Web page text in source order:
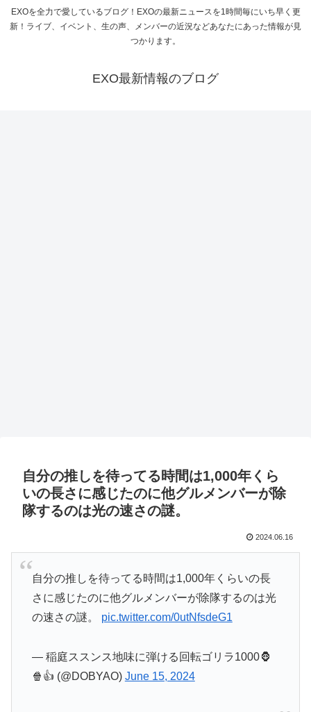
EXOを全力で愛しているブログ！EXOの最新ニュースを1時間毎にいち早く更
新！ライブ、イベント、生の声、メンバーの近況などあなたにあった情報が見
つかります。
EXO最新情報のブログ
自分の推しを待ってる時間は1,000年くら
いの長さに感じたのに他グルメンバーが除
隊するのは光の速さの謎。
2024.06.16
自分の推しを待ってる時間は1,000年くらいの長
さに感じたのに他グルメンバーが除隊するのは光
の速さの謎。 pic.twitter.com/0utNfsdeG1
— 稲庭ススンス地味に弾ける回転ゴリラ1000🦍
🍿👍 (@DOBYAO) June 15, 2024